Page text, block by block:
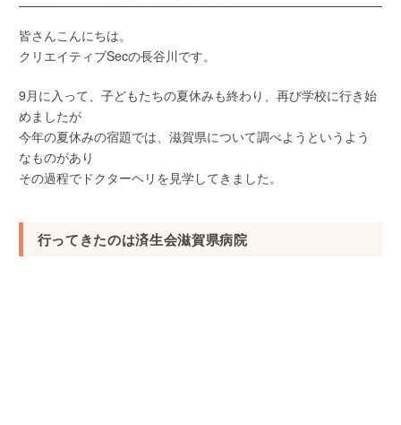
皆さんこんにちは。
クリエイティブSecの長谷川です。
9月に入って、子どもたちの夏休みも終わり、再び学校に行き始
めましたが
今年の夏休みの宿題では、滋賀県について調べようというよう
なものがあり
その過程でドクターヘリを見学してきました。
行ってきたのは済生会滋賀県病院